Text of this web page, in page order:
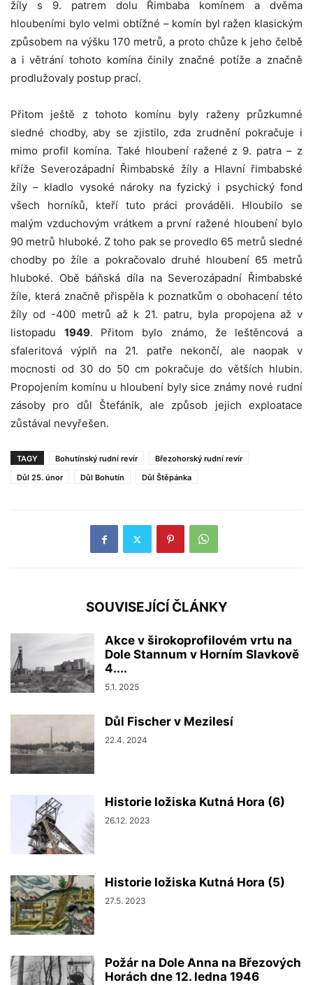
žíly s 9. patrem dolu Řimbaba komínem a dvěma
hloubeními bylo velmi obtížné – komín byl ražen klasickým
způsobem na výšku 170 metrů, a proto chůze k jeho čelbě
a i větrání tohoto komína činily značné potíže a značně
prodlužovaly postup prací.
Přitom ještě z tohoto komínu byly raženy průzkumné
sledné chodby, aby se zjistilo, zda zrudnění pokračuje i
mimo profil komína. Také hloubení ražené z 9. patra – z
kříže Severozápadní Řimbabské žíly a Hlavní řimbabské
žíly – kladlo vysoké nároky na fyzický i psychický fond
všech horníků, kteří tuto práci prováděli. Hloubilo se
malým vzduchovým vrátkem a první ražené hloubení bylo
90 metrů hluboké. Z toho pak se provedlo 65 metrů sledné
chodby po žíle a pokračovalo druhé hloubení 65 metrů
hluboké. Obě báňská díla na Severozápadní Řimbabské
žíle, která značně přispěla k poznatkům o obohacení této
žíly od -400 metrů až k 21. patru, byla propojena až v
listopadu 1949. Přitom bylo známo, že leštěncová a
sfaleritová výplň na 21. patře nekončí, ale naopak v
mocnosti od 30 do 50 cm pokračuje do větších hlubin.
Propojením komínu u hloubení byly sice známy nové rudní
zásoby pro důl Štefánik, ale způsob jejich exploatace
zůstával nevyřešen.
TAGY Bohutínský rudní revír
Březohorský rudní revír
Důl 25. únor
Důl Bohutín Důl Štěpánka
SOUVISEJÍCÍ ČLÁNKY
Akce v širokoprofilovém vrtu na
Dole Stannum v Horním Slavkově
4....
5.1. 2025
Důl Fischer v Mezilesí
22.4. 2024
Historie ložiska Kutná Hora (6)
26.12. 2023
Historie ložiska Kutná Hora (5)
27.5. 2023
Požár na Dole Anna na Březových
Horách dne 12. ledna 1946